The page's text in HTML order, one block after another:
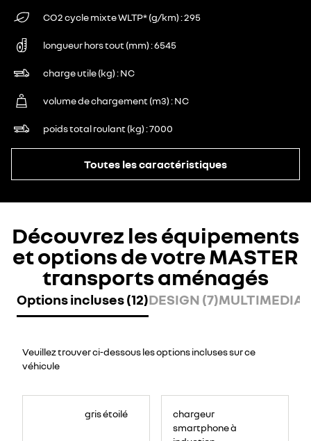
CO2 cycle mixte WLTP* (g/km) 295
longueur hors tout (mm) 6545
charge utile (kg) NC
volume de chargement (m3) NC
poids total roulant (kg) 7000
Toutes les caractéristiques
Découvrez les équipements
et options de votre MASTER
transports aménagés
Options incluses (12)DESIGN (7)MULTIMEDIA
Veuillez trouver ci-dessous les options incluses sur ce
véhicule
gris étoilé
chargeur
smartphone à